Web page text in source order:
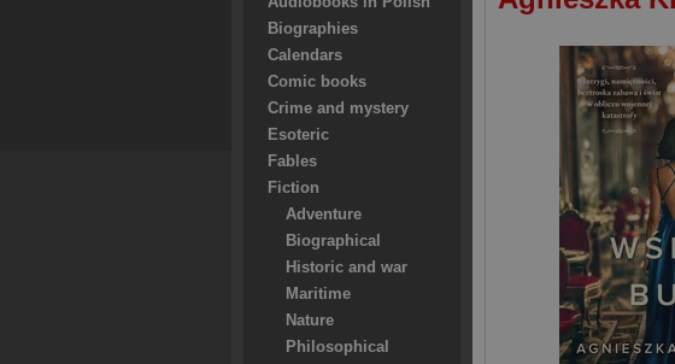
Biographies
Calendars
Comic books
Crime and mystery
Esoteric
Fables
Fiction
Adventure
Biographical
Historic and war
Maritime
Nature
Philosophical